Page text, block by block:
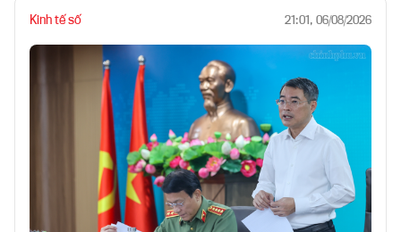
Kinh tế số 21:01, 06/08/2026